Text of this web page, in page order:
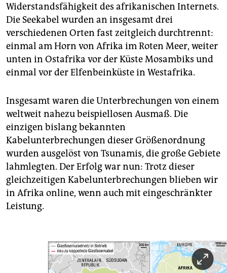
Widerstandsfähigkeit des afrikanischen Internets.
Die Seekabel wurden an insgesamt drei
verschiedenen Orten fast zeitgleich durchtrennt:
einmal am Horn von Afrika im Roten Meer, weiter
unten in Ostafrika vor der Küste Mosambiks und
einmal vor der Elfenbeinküste in Westafrika.
Insgesamt waren die Unterbrechungen von einem
weltweit nahezu beispiellosen Ausmaß. Die
einzigen bislang bekannten
Kabelunterbrechungen dieser Größenordnung
wurden ausgelöst von Tsunamis, die große Gebiete
lahmlegten. Der Erfolg war nun: Trotz dieser
gleichzeitigen Kabelunterbrechungen blieben wir
in Afrika online, wenn auch mit eingeschränkter
Leistung.